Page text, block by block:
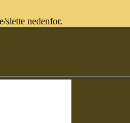
slette nedenfor.